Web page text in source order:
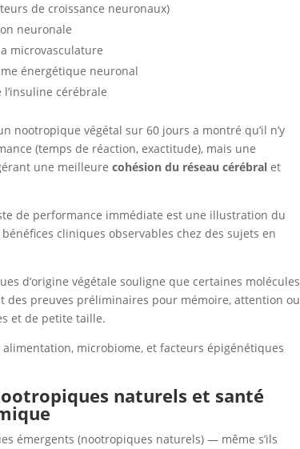
de croissance neuronaux)
neuronale
microvasculature
énergétique neuronal
cérébrale
nootropique végétal sur 60 jours a montré qu’il n’y
(temps de réaction, exactitude), mais une
une meilleurecohésion du réseau cérébral et
de performance immédiate est une illustration du
cliniques observables chez des sujets en
d’origine végétale souligne que certaines molécules
des preuves préliminaires pour mémoire, attention ou
et de petite taille.
microbiome, et facteurs épigénétiques
naturels et santé
émergents (nootropiques naturels) — même s’ils